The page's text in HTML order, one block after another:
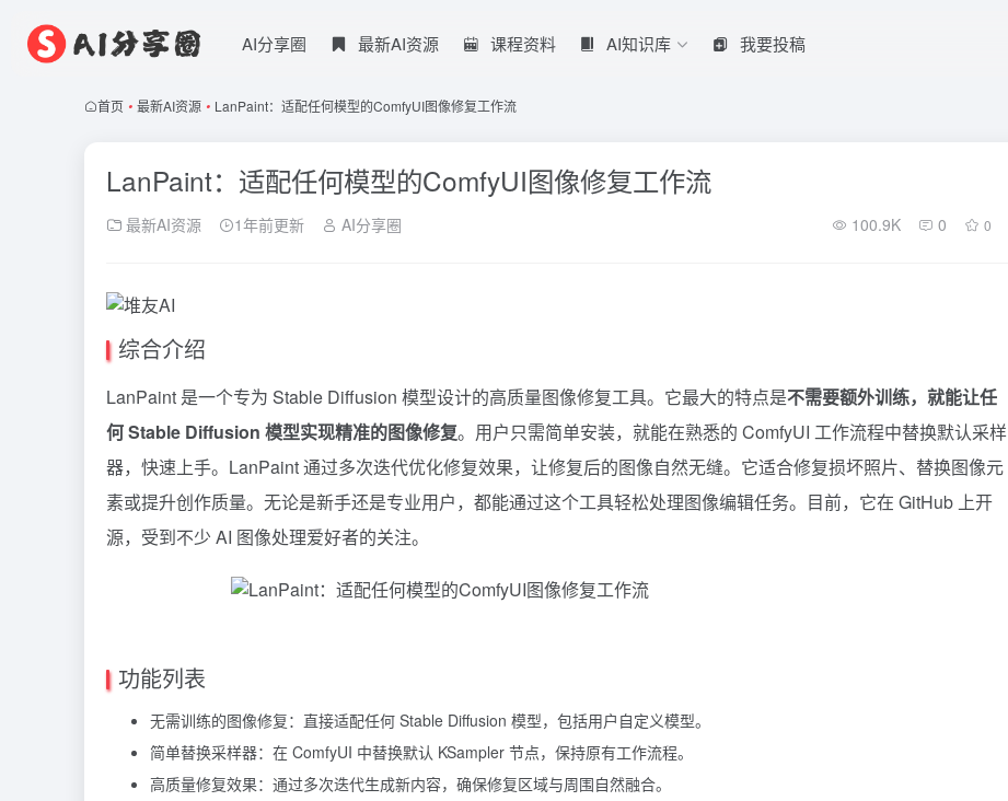
AI分享圈 最新AI资源 课程资料 AI知识库 我要投稿
首页 • 最新AI资源 • LanPaint：适配任何模型的ComfyUI图像修复工作流
LanPaint：适配任何模型的ComfyUI图像修复工作流
最新AI资源 1年前更新 AI分享圈 100.9K 0 0
综合介绍
LanPaint 是一个专为 Stable Diffusion 模型设计的高质量图像修复工具。它最大的特点是不需要额外训练，就能让任
何 Stable Diffusion 模型实现精准的图像修复。用户只需简单安装，就能在熟悉的 ComfyUI 工作流程中替换默认采样
器，快速上手。LanPaint 通过多次迭代优化修复效果，让修复后的图像自然无缝。它适合修复损坏照片、替换图像元
素或提升创作质量。无论是新手还是专业用户，都能通过这个工具轻松处理图像编辑任务。目前，它在 GitHub 上开
源，受到不少 AI 图像处理爱好者的关注。
功能列表
无需训练的图像修复：直接适配任何 Stable Diffusion 模型，包括用户自定义模型。
简单替换采样器：在 ComfyUI 中替换默认 KSampler 节点，保持原有工作流程。
高质量修复效果：通过多次迭代生成新内容，确保修复区域与周围自然融合。